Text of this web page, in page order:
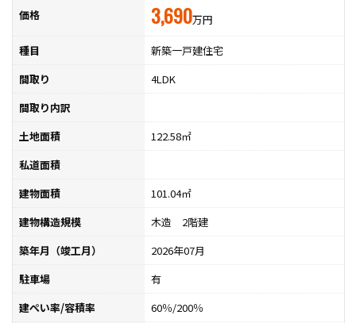
価格 3,690万円
種目
新築一戸建住宅
間取り
4LDK
間取り内訳
土地面積
122.58㎡
私道面積
建物面積
101.04㎡
建物構造規模
木造 2階建
築年月（竣工月）
2026年07月
駐車場
有
建ぺい率/容積率
60％/200％